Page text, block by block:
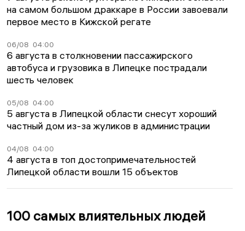
на самом большом драккаре в России завоевали
первое место в Кижской регате
06/08 04:00
6 августа в столкновении пассажирского
автобуса и грузовика в Липецке пострадали
шесть человек
05/08 04:00
5 августа в Липецкой области снесут хороший
частный дом из-за жуликов в администрации
04/08 04:00
4 августа в топ достопримечательностей
Липецкой области вошли 15 объектов
100 самых влиятельных людей